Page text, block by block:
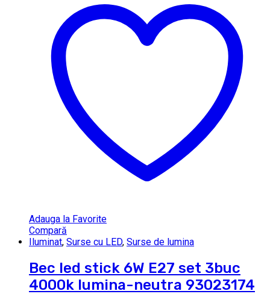
Adauga la Favorite
Compară
Iluminat, Surse cu LED, Surse de lumina
Bec led stick 6W E27 set 3buc
4000k lumina-neutra 93023174